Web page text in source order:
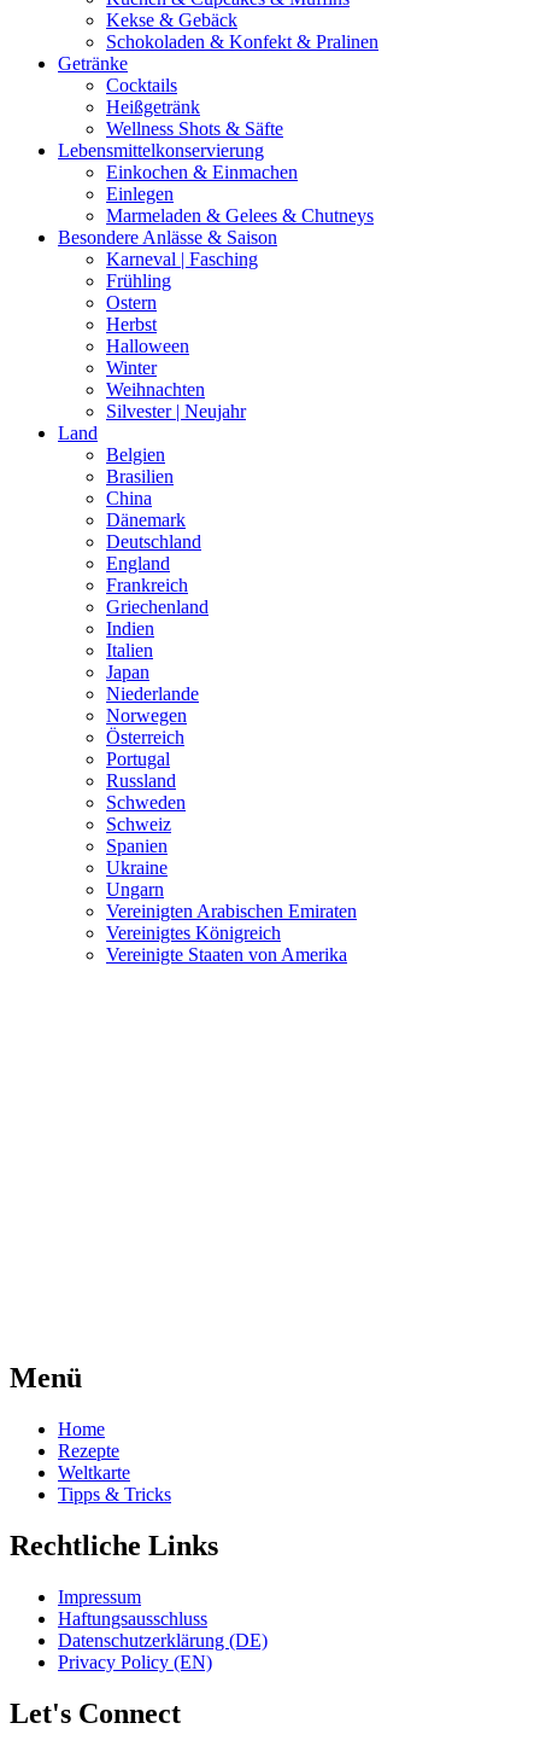
Kekse & Gebäck
Schokoladen & Konfekt & Pralinen
Getränke
Cocktails
Heißgetränk
Wellness Shots & Säfte
Lebensmittelkonservierung
Einkochen & Einmachen
Einlegen
Marmeladen & Gelees & Chutneys
Besondere Anlässe & Saison
Karneval | Fasching
Frühling
Ostern
Herbst
Halloween
Winter
Weihnachten
Silvester | Neujahr
Land
Belgien
Brasilien
China
Dänemark
Deutschland
England
Frankreich
Griechenland
Indien
Italien
Japan
Niederlande
Norwegen
Österreich
Portugal
Russland
Schweden
Schweiz
Spanien
Ukraine
Ungarn
Vereinigten Arabischen Emiraten
Vereinigtes Königreich
Vereinigte Staaten von Amerika
Menü
Home
Rezepte
Weltkarte
Tipps & Tricks
Rechtliche Links
Impressum
Haftungsausschluss
Datenschutzerklärung (DE)
Privacy Policy (EN)
Let's Connect